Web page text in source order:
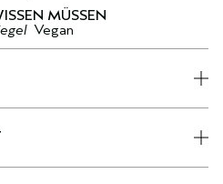
MÜSSEN
Vegan